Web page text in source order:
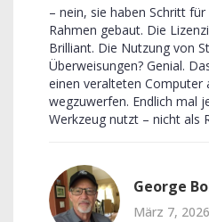
– nein, sie haben Schritt
Rahmen gebaut. Die
Brilliant. Die Nutzung von
Überweisungen? Genial.
einen veralteten
wegzuwerfen. Endlich mal
Werkzeug nutzt – nicht als
George
März 7,